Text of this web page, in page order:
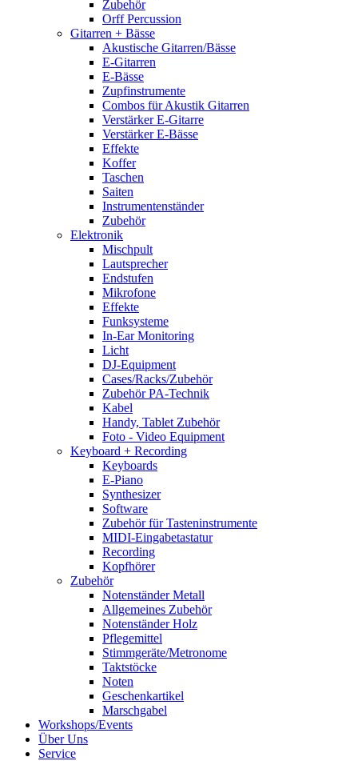
Zubehör
Orff Percussion
Gitarren + Bässe
Akustische Gitarren/Bässe
E-Gitarren
E-Bässe
Zupfinstrumente
Combos für Akustik Gitarren
Verstärker E-Gitarre
Verstärker E-Bässe
Effekte
Koffer
Taschen
Saiten
Instrumentenständer
Zubehör
Elektronik
Mischpult
Lautsprecher
Endstufen
Mikrofone
Effekte
Funksysteme
In-Ear Monitoring
Licht
DJ-Equipment
Cases/Racks/Zubehör
Zubehör PA-Technik
Kabel
Handy, Tablet Zubehör
Foto - Video Equipment
Keyboard + Recording
Keyboards
E-Piano
Synthesizer
Software
Zubehör für Tasteninstrumente
MIDI-Eingabetastatur
Recording
Kopfhörer
Zubehör
Notenständer Metall
Allgemeines Zubehör
Notenständer Holz
Pflegemittel
Stimmgeräte/Metronome
Taktstöcke
Noten
Geschenkartikel
Marschgabel
Workshops/Events
Über Uns
Service